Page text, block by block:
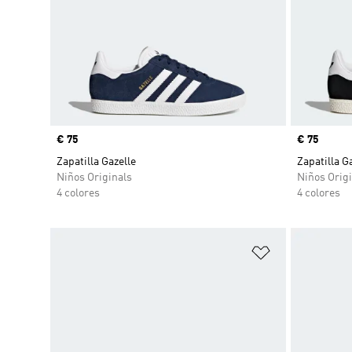
Precio
€ 75
Zapatilla Gazelle
Niños Originals
4 colores
Precio
€ 75
Zapatilla
Niños
4 colores